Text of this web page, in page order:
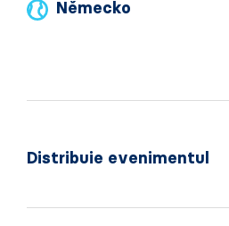
Německo
Distribuie evenimentul